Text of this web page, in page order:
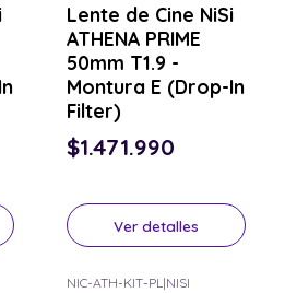
Lente de Cine NiSi
ATHENA PRIME
50mm T1.9 -
Montura E (Drop-In
Filter)
$1.471.990
Ver detalles
NIC-ATH-KIT-PL|NISI